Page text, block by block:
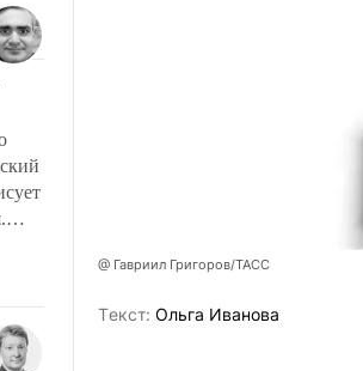
@ Гавриил Григоров/ТАСС
Tекст: Ольга Иванова